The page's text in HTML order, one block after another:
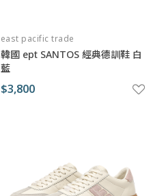
east pacific trade
韓國 ept SANTOS 經典德訓鞋 白
藍
$3,800